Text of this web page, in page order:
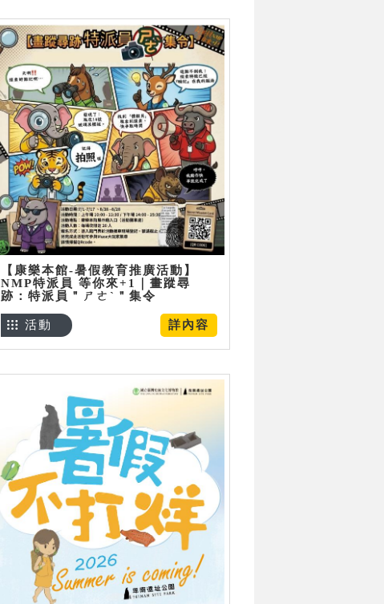
【康樂本館-暑假教育推廣活動】
NMP特派員 等你來+1｜畫蹤尋
跡：特派員＂ㄕㄜˋ＂集令
詳內容
活動